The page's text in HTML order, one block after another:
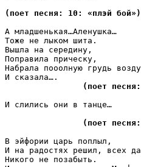
(поет песня: 10: «плэй бой»)
А младшенькая…Аленушка…
Тоже не лыком шита.
Вышла на середину,
Поправила прическу,
Набрала пооолную грудь
И сказала….
(поет
И слились они в танце…
(поет
В эйфории царь поплыл,
И на радостях решил, всех
Никого не позабыть.